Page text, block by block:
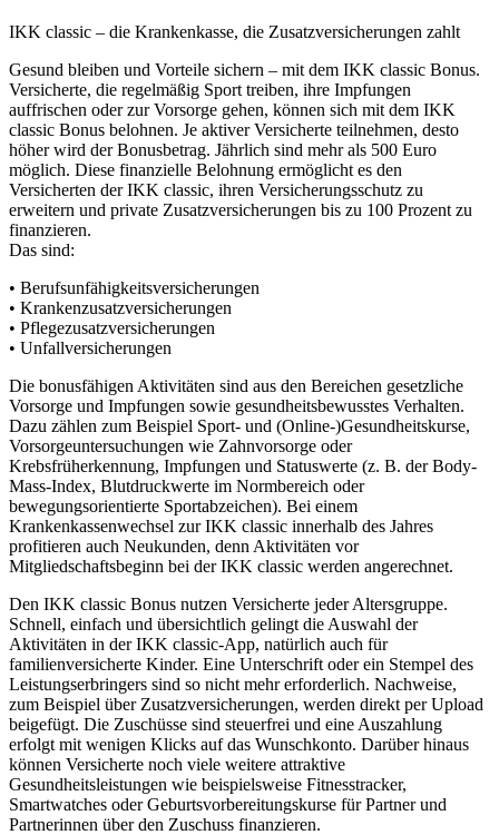
IKK classic – die Krankenkasse, die Zusatzversicherungen zahlt
Gesund bleiben und Vorteile sichern – mit dem IKK classic Bonus.
Versicherte, die regelmäßig Sport treiben, ihre Impfungen
auffrischen oder zur Vorsorge gehen, können sich mit dem IKK
classic Bonus belohnen. Je aktiver Versicherte teilnehmen, desto
höher wird der Bonusbetrag. Jährlich sind mehr als 500 Euro
möglich. Diese finanzielle Belohnung ermöglicht es den
Versicherten der IKK classic, ihren Versicherungsschutz zu
erweitern und private Zusatzversicherungen bis zu 100 Prozent zu
finanzieren.
Das sind:
• Berufsunfähigkeitsversicherungen
• Krankenzusatzversicherungen
• Pflegezusatzversicherungen
• Unfallversicherungen
Die bonusfähigen Aktivitäten sind aus den Bereichen gesetzliche
Vorsorge und Impfungen sowie gesundheitsbewusstes Verhalten.
Dazu zählen zum Beispiel Sport- und (Online-)Gesundheitskurse,
Vorsorgeuntersuchungen wie Zahnvorsorge oder
Krebsfrüherkennung, Impfungen und Statuswerte (z. B. der Body-
Mass-Index, Blutdruckwerte im Normbereich oder
bewegungsorientierte Sportabzeichen). Bei einem
Krankenkassenwechsel zur IKK classic innerhalb des Jahres
profitieren auch Neukunden, denn Aktivitäten vor
Mitgliedschaftsbeginn bei der IKK classic werden angerechnet.
Den IKK classic Bonus nutzen Versicherte jeder Altersgruppe.
Schnell, einfach und übersichtlich gelingt die Auswahl der
Aktivitäten in der IKK classic-App, natürlich auch für
familienversicherte Kinder. Eine Unterschrift oder ein Stempel des
Leistungserbringers sind so nicht mehr erforderlich. Nachweise,
zum Beispiel über Zusatzversicherungen, werden direkt per Upload
beigefügt. Die Zuschüsse sind steuerfrei und eine Auszahlung
erfolgt mit wenigen Klicks auf das Wunschkonto. Darüber hinaus
können Versicherte noch viele weitere attraktive
Gesundheitsleistungen wie beispielsweise Fitnesstracker,
Smartwatches oder Geburtsvorbereitungskurse für Partner und
Partnerinnen über den Zuschuss finanzieren.